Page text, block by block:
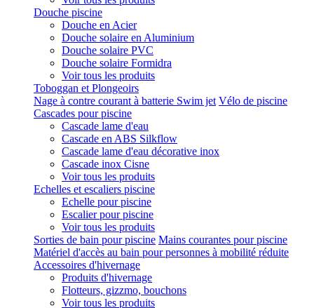
Douche piscine
Douche en Acier
Douche solaire en Aluminium
Douche solaire PVC
Douche solaire Formidra
Voir tous les produits
Toboggan et Plongeoirs
Nage à contre courant à batterie Swim jet Vélo de piscine
Cascades pour piscine
Cascade lame d'eau
Cascade en ABS Silkflow
Cascade lame d'eau décorative inox
Cascade inox Cisne
Voir tous les produits
Echelles et escaliers piscine
Echelle pour piscine
Escalier pour piscine
Voir tous les produits
Sorties de bain pour piscine Mains courantes pour piscine
Matériel d'accès au bain pour personnes à mobilité réduite
Accessoires d'hivernage
Produits d'hivernage
Flotteurs, gizzmo, bouchons
Voir tous les produits